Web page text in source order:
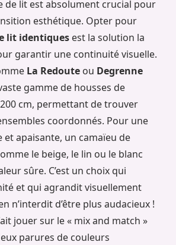
de lit est absolument crucial pour
esthétique. Opter pour
lit identiques est la solution la
garantir une continuité visuelle.
La Redoute ou Degrenne
gamme de housses de
cm, permettant de trouver
coordonnés. Pour une
et apaisante, un camaïeu de
le beige, le lin ou le blanc
sûre. C’est un choix qui
et qui agrandit visuellement
n’interdit d’être plus audacieux !
jouer sur le « mix and match »
parures de couleurs